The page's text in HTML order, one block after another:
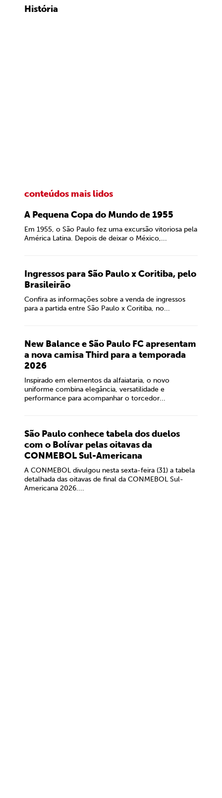
História
conteúdos mais lidos
A Pequena Copa do Mundo de 1955
Em 1955, o São Paulo fez uma excursão vitoriosa pela
América Latina. Depois de deixar o México,...
Ingressos para São Paulo x Coritiba, pelo
Brasileirão
Confira as informações sobre a venda de ingressos
para a partida entre São Paulo x Coritiba, no...
New Balance e São Paulo FC apresentam
a nova camisa Third para a temporada
2026
Inspirado em elementos da alfaiataria, o novo
uniforme combina elegância, versatilidade e
performance para acompanhar o torcedor...
São Paulo conhece tabela dos duelos
com o Bolívar pelas oitavas da
CONMEBOL Sul-Americana
A CONMEBOL divulgou nesta sexta-feira (31) a tabela
detalhada das oitavas de final da CONMEBOL Sul-
Americana 2026....